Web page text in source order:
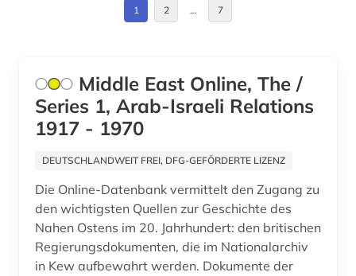
epigraphik (2)
etymologie (2)
europa (3)
familie (2)
feminismus (1)
Griechenland (3)
Hessen (2)
Irland (3)
Island (2)
Israel (2)
Japan (3)
Jugoslawien (2)
1 2 … 7
Middle East Online, The /
Series 1, Arab-Israeli Relations
1917 - 1970
DEUTSCHLANDWEIT FREI, DFG-GEFÖRDERTE LIZENZ
Die Online-Datenbank vermittelt den Zugang zu
den wichtigsten Quellen zur Geschichte des
Nahen Ostens im 20. Jahrhundert: den britischen
Regierungsdokumenten, die im Nationalarchiv
in Kew aufbewahrt werden. Dokumente der